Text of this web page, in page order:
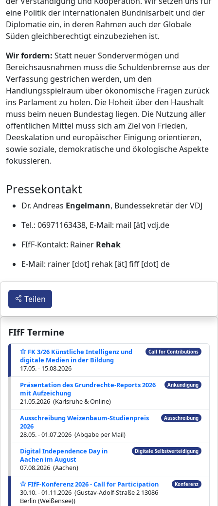
eine Politik der internationalen Bündnisarbeit und der
Diplomatie ein, in deren Rahmen auch der Globale
Süden gleichberechtigt einzubeziehen ist.
Wir fordern: Statt neuer Sondervermögen und
Bereichsausnahmen muss die Schuldenbremse aus der
Verfassung gestrichen werden, um den
Handlungsspielraum über ökonomische Fragen zurück
ins Parlament zu holen. Die Hoheit über den Haushalt
muss beim neuen Bundestag liegen. Die Nutzung aller
öffentlichen Mittel muss sich am Ziel von Frieden,
Deeskalation und europäischer Einigung orientieren,
sowie soziale, demokratische und ökologische Aspekte
fokussieren.
Pressekontakt
Dr. Andreas Engelmann, Bundessekretär der VDJ
Tel.: 06971163438, E-Mail: mail [ät] vdj.de
FIfF-Kontakt: Rainer Rehak
E-Mail: rainer [dot] rehak [ät] fiff [dot] de
FIfF Termine
FK 3/26 Künstliche Intelligenz und
digitale Medien in der Bildung
17.05. - 15.08.2026
Call for Contributions
Präsentation des Grundrechte-Reports 2026
mit Aufzeichung
21.05.2026 (Karlsruhe & Online)
Ankündigung
Ausschreibung Weizenbaum-Studienpreis
2026
28.05. - 01.07.2026 (Abgabe per Mail)
Ausschreibung
Digital Independence Day in
Aachen im August
07.08.2026 (Aachen)
Digitale Selbstverteidigung
FIfF-Konferenz 2026 - Call for Participation
30.10. - 01.11.2026 (Gustav-Adolf-Straße 2 13086
Berlin (Weißensee))
Konferenz
Teilen